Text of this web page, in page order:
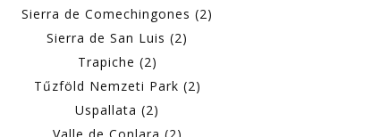
Sierra de Comechingones (2)
Sierra de San Luis (2)
Trapiche (2)
Tűzföld Nemzeti Park (2)
Uspallata (2)